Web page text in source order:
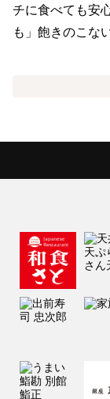
チに食べても安
も」飽きのこな